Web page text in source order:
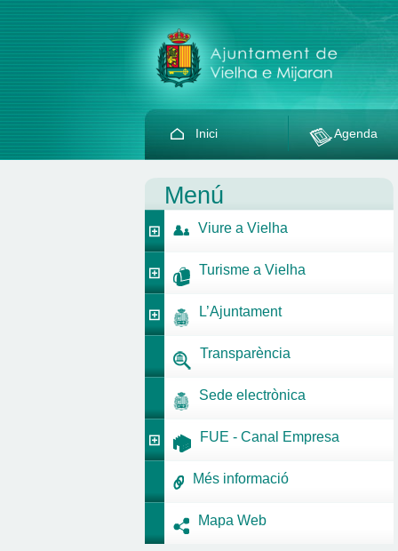
Inici Agenda
Menú
Viure a Vielha
Turisme a Vielha
L’Ajuntament
Transparència
Sede electrònica
FUE - Canal Empresa
Més informació
Mapa Web